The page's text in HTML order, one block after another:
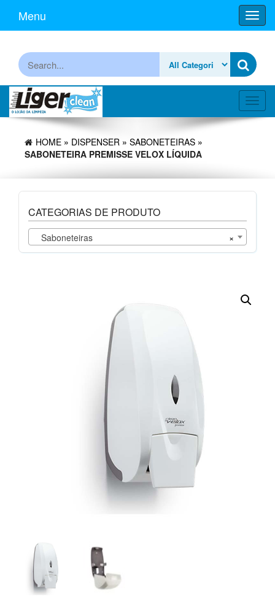
the
Menu
HOME » DISPENSER » SABONETEIRAS »
SABONETEIRA PREMISSE VELOX LÍQUIDA
CATEGORIAS DE PRODUTO
×
Saboneteiras